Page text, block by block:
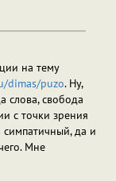
на тему
dimas/puzo. Ну,
слова, свобода
с точки зрения
да и
Мне